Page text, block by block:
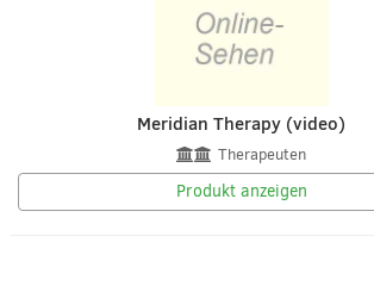
Meridian Therapy (video)
Therapeuten
Produkt anzeigen